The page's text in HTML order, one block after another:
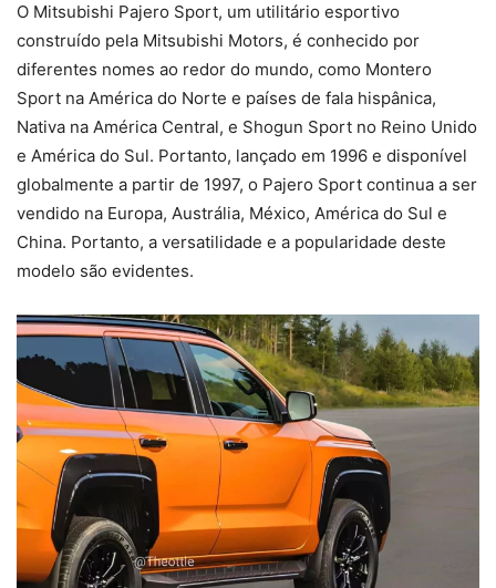
O Mitsubishi Pajero Sport, um utilitário esportivo
construído pela Mitsubishi Motors, é conhecido por
diferentes nomes ao redor do mundo, como Montero
Sport na América do Norte e países de fala hispânica,
Nativa na América Central, e Shogun Sport no Reino Unido
e América do Sul. Portanto, lançado em 1996 e disponível
globalmente a partir de 1997, o Pajero Sport continua a ser
vendido na Europa, Austrália, México, América do Sul e
China. Portanto, a versatilidade e a popularidade deste
modelo são evidentes.